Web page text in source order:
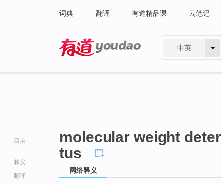
词典 翻译 有道精品课 云笔记
中英
目录
释义
翻译
molecular weight
tus
网络释义